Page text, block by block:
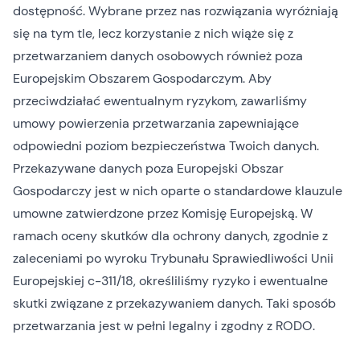
dostępność. Wybrane przez nas rozwiązania wyróżniają
się na tym tle, lecz korzystanie z nich wiąże się z
przetwarzaniem danych osobowych również poza
Europejskim Obszarem Gospodarczym. Aby
przeciwdziałać ewentualnym ryzykom, zawarliśmy
umowy powierzenia przetwarzania zapewniające
odpowiedni poziom bezpieczeństwa Twoich danych.
Przekazywane danych poza Europejski Obszar
Gospodarczy jest w nich oparte o standardowe klauzule
umowne zatwierdzone przez Komisję Europejską. W
ramach oceny skutków dla ochrony danych, zgodnie z
zaleceniami po wyroku Trybunału Sprawiedliwości Unii
Europejskiej c-311/18, określiliśmy ryzyko i ewentualne
skutki związane z przekazywaniem danych. Taki sposób
przetwarzania jest w pełni legalny i zgodny z RODO.